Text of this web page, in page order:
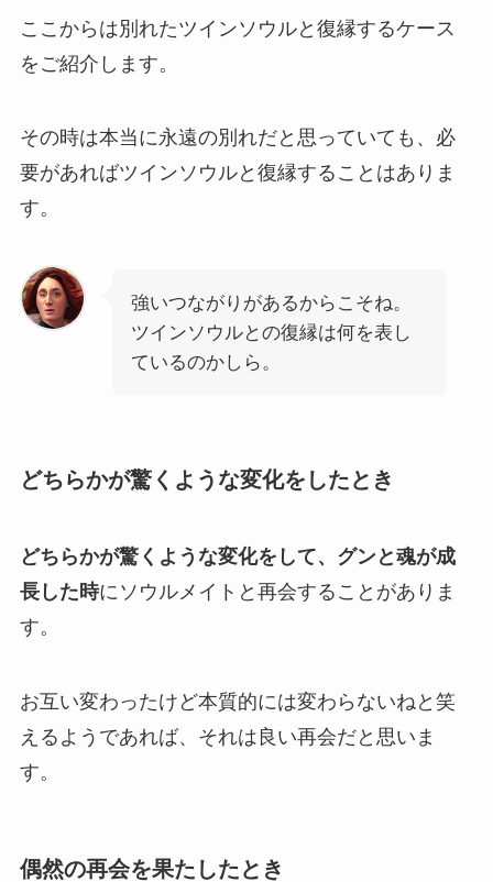
ここからは別れたツインソウルと復縁するケース
をご紹介します。
その時は本当に永遠の別れだと思っていても、必
要があればツインソウルと復縁することはありま
す。
強いつながりがあるからこそね。
ツインソウルとの復縁は何を表し
ているのかしら。
どちらかが驚くような変化をしたとき
どちらかが驚くような変化をして、グンと魂が成
長した時にソウルメイトと再会することがありま
す。
お互い変わったけど本質的には変わらないねと笑
えるようであれば、それは良い再会だと思いま
す。
偶然の再会を果たしたとき